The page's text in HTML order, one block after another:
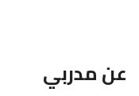
عن مدربي